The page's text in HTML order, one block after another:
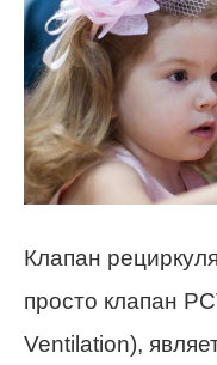
Клапан
просто клапан
Ventilation),